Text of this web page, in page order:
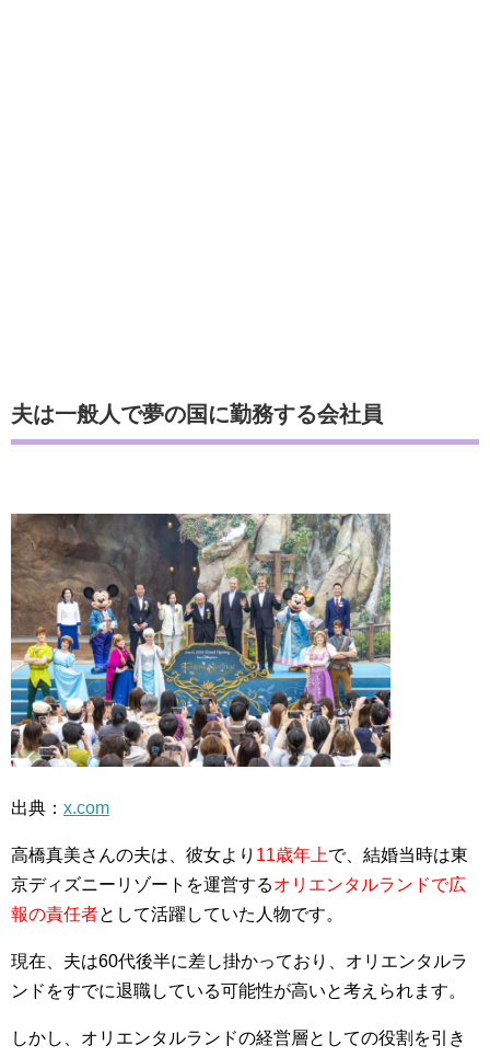
夫は一般人で夢の国に勤務する会社員
出典： x.com
高橋真美さんの夫は、彼女より 11歳年上で、結婚当時は東
京ディズニーリゾートを運営するオリエンタルランドで広
報の責任者として活躍していた人物です。
現在、夫は60代後半に差し掛かっており、オリエンタルラ
ンドをすでに退職している可能性が高いと考えられます。
しかし、オリエンタルランドの経営層としての役割を引き